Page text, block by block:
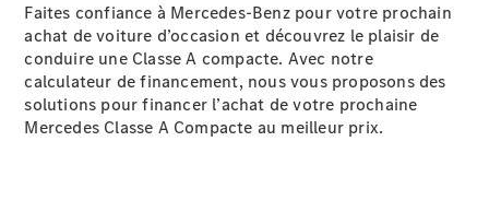
Breaks
CLA
Shooting
Brake
Nouveau
Électrique
CLA
Shooting
Nouveau
Faites confiance à Mercedes-Benz pour votre prochain
achat de voiture d’occasion et découvrez le plaisir de
conduire une Classe A compacte. Avec notre
calculateur de financement, nous vous proposons des
solutions pour financer l’achat de votre prochaine
Mercedes Classe A Compacte au meilleur prix.